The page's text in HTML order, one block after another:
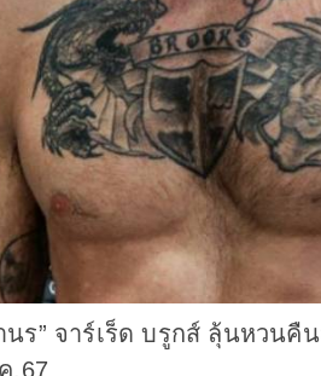
นร” จาร์เร็ด บรูกส์ ลุ้นหวนคื
.67